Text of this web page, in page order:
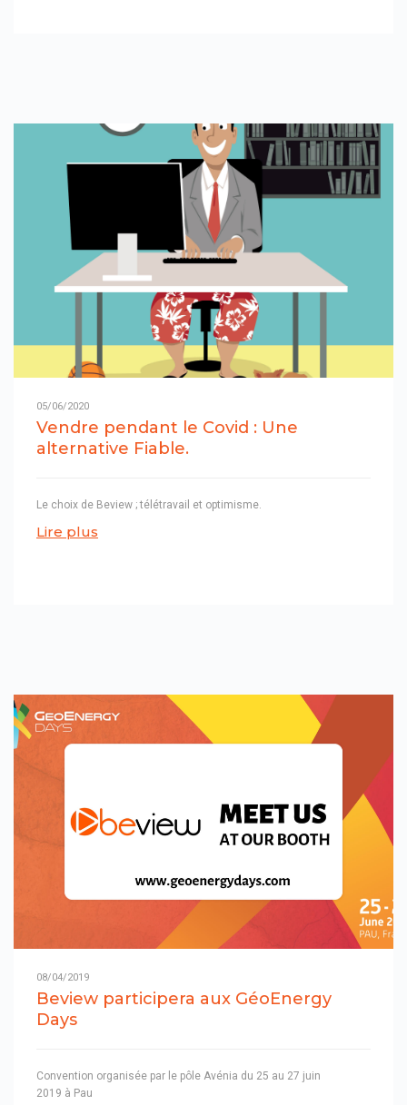
05/06/2020
Vendre pendant le Covid : Une
alternative Fiable.
Le choix de Beview ; télétravail et optimisme.
Lire plus
08/04/2019
Beview participera aux GéoEnergy
Days
Convention organisée par le pôle Avénia du 25 au 27 juin
2019 à Pau